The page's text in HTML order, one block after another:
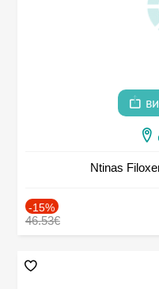
Ntinas
-15%
46.53€